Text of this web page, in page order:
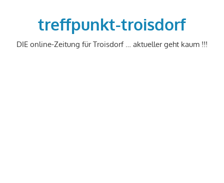
treffpunkt-troisdorf
DIE online-Zeitung für Troisdorf … aktueller geht kaum !!!